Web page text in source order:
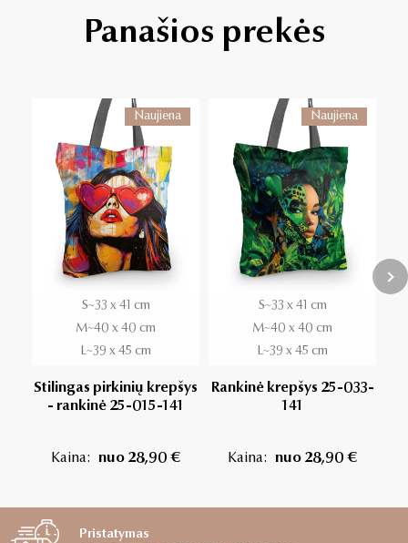
Panašios prekės
Naujiena
S~33 x 41 cm
M~40 x 40 cm
L~39 x 45 cm
Stilingas pirkinių krepšys
- rankinė 25-015-141
Kaina: nuo 28,90 €
Naujiena
S~33 x 41 cm
M~40 x 40 cm
L~39 x 45 cm
Rankinė krepšys 25-033-
141
Kaina: nuo 28,90 €
Pristatymas